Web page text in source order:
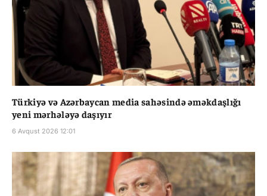
Türkiyə və Azərbaycan media sahəsində əməkdaşlığı
yeni mərhələyə daşıyır
6 Avqust 2026 12:01